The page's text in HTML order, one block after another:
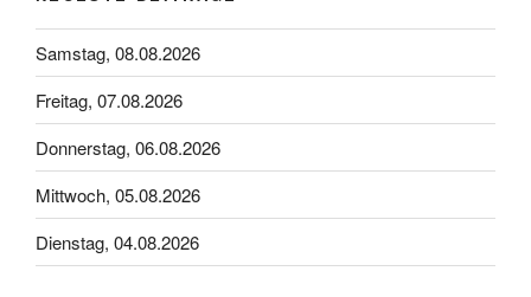
Samstag, 08.08.2026
Freitag, 07.08.2026
Donnerstag, 06.08.2026
Mittwoch, 05.08.2026
Dienstag, 04.08.2026